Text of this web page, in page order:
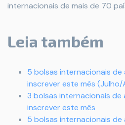
internacionais de mais de 70
Leia também
5 bolsas internacionais de
inscrever este mês
3 bolsas internacionais de
inscrever este mês
5 bolsas internacionais de